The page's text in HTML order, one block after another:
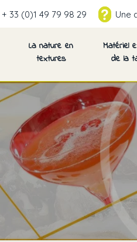
+ 33 (0)1 49 79 98 29 Une
La nature en
textures
Matériel
de la